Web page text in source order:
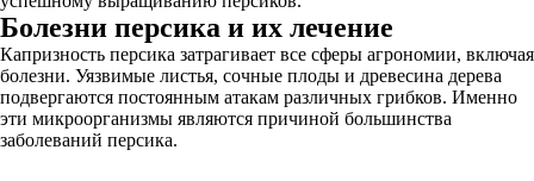
Болезни персика и их лечение
Капризность персика затрагивает все сферы агрономии, включая
болезни. Уязвимые листья, сочные плоды и древесина дерева
подвергаются постоянным атакам различных грибков. Именно
эти микроорганизмы являются причиной большинства
заболеваний персика.